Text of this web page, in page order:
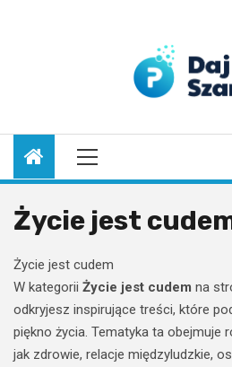
Primary
Menu
Życie jest
Życie jest cudem
W kategorii Życie jest cudem na
odkryjesz inspirujące treści, które
piękno życia. Tematyka ta obejmuje
jak zdrowie, relacje międzyludzkie,